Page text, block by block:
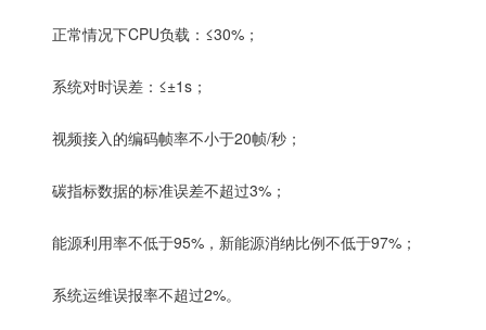
正常情况下CPU负载：≤30%；
系统对时误差：≤±1s；
视频接入的编码帧率不小于20帧/秒；
碳指标数据的标准误差不超过3%；
能源利用率不低于95%，新能源消纳比例不低于97%；
系统运维误报率不超过2%。